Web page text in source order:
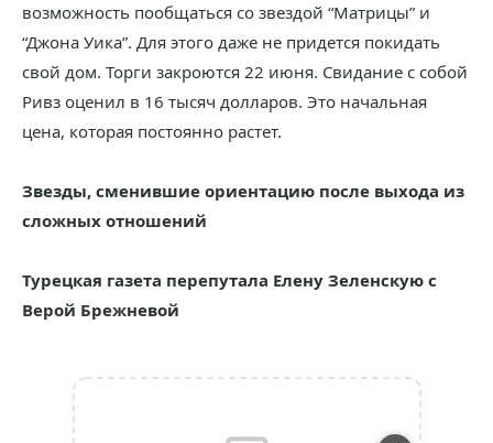
возможность пообщаться со звездой “Матрицы” и
“Джона Уика”. Для этого даже не придется покидать
свой дом. Торги закроются 22 июня. Свидание с собой
Ривз оценил в 16 тысяч долларов. Это начальная
цена, которая постоянно растет.
Звезды, сменившие ориентацию после выхода из
сложных отношений
Турецкая газета перепутала Елену Зеленскую с
Верой Брежневой